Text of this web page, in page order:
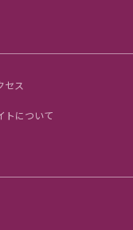
セス
トについて